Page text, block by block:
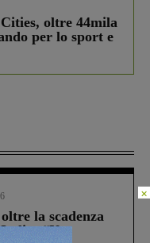
oltre 44mila
per lo sport e
la scadenza
“Un
×